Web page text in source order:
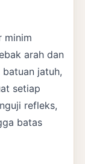
minim
arah dan
jatuh,
setiap
refleks,
batas